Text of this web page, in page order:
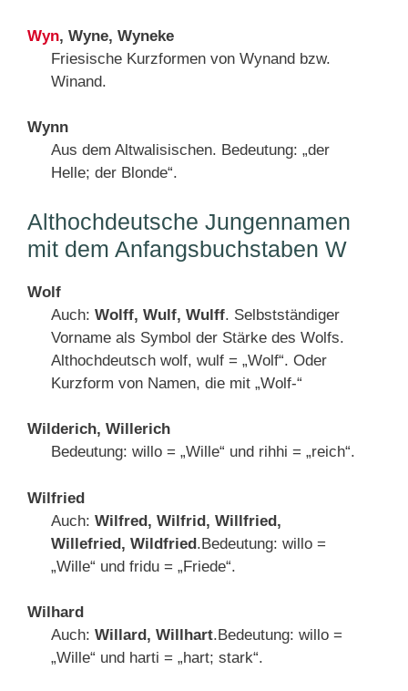
Wyn, Wyne, Wyneke
Friesische Kurzformen von Wynand bzw.
Winand.
Wynn
Aus dem Altwalisischen. Bedeutung: „der
Helle; der Blonde“.
Althochdeutsche Jungennamen
mit dem Anfangsbuchstaben W
Wolf
Auch: Wolff, Wulf, Wulff. Selbstständiger
Vorname als Symbol der Stärke des Wolfs.
Althochdeutsch wolf, wulf = „Wolf“. Oder
Kurzform von Namen, die mit „Wolf-“
Wilderich, Willerich
Bedeutung: willo = „Wille“ und rihhi = „reich“.
Wilfried
Auch: Wilfred, Wilfrid, Willfried,
Willefried, Wildfried.Bedeutung: willo =
„Wille“ und fridu = „Friede“.
Wilhard
Auch: Willard, Willhart.Bedeutung: willo =
„Wille“ und harti = „hart; stark“.